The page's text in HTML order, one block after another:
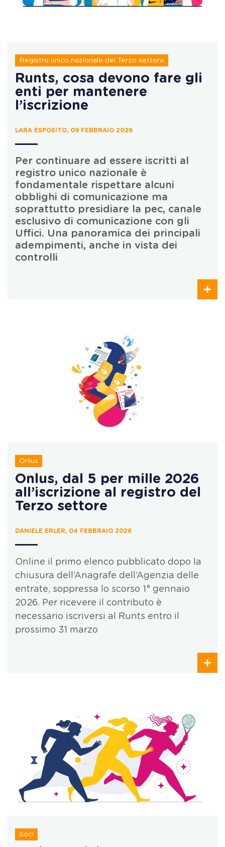
Registro unico nazionale del Terzo settore
Runts, cosa devono fare gli
enti per mantenere
l’iscrizione
LARA ESPOSITO, 09 FEBBRAIO 2026
Per continuare ad essere iscritti al
registro unico nazionale è
fondamentale rispettare alcuni
obblighi di comunicazione ma
soprattutto presidiare la pec, canale
esclusivo di comunicazione con gli
Uffici. Una panoramica dei principali
adempimenti, anche in vista dei
controlli
Onlus
Onlus, dal 5 per mille 2026
all’iscrizione al registro del
Terzo settore
DANIELE ERLER, 04 FEBBRAIO 2026
Online il primo elenco pubblicato dopo la
chiusura dell’Anagrafe dell’Agenzia delle
entrate, soppressa lo scorso 1° gennaio
2026. Per ricevere il contributo è
necessario iscriversi al Runts entro il
prossimo 31 marzo
Soci